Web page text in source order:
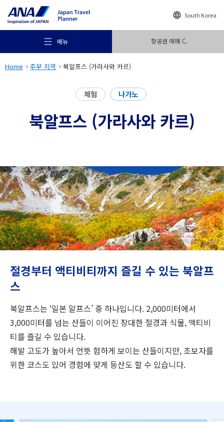
South Korea
메뉴 항공권 예매
추천 여행지
목적지
여행 정보
닫기
Home 주부 지역 북알프스 (가라사와 카르)
체험 나가노
북알프스 (가라사와 카르)
절경부터 액티비티까지 즐길 수 있는 북알프
스
북알프스는 ‘일본 알프스’ 중 하나입니다. 2,000미터에서
3,000미터를 넘는 산들이 이어진 장대한 절경과 식물, 액티비
티를 즐길 수 있습니다.
해발 고도가 높아서 언뜻 험하게 보이는 산들이지만, 초보자를
위한 코스도 있어 경험에 맞게 등산도 할 수 있습니다.